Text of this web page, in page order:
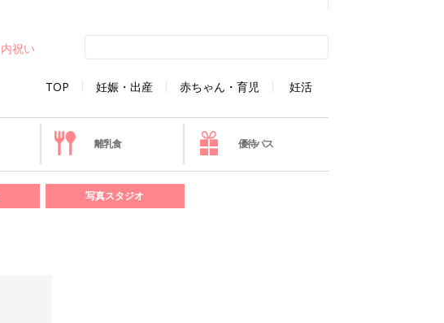
TOP 妊娠・出産 赤ちゃん・育児 妊活
内祝い
離乳食 優待パス
写真スタジオ